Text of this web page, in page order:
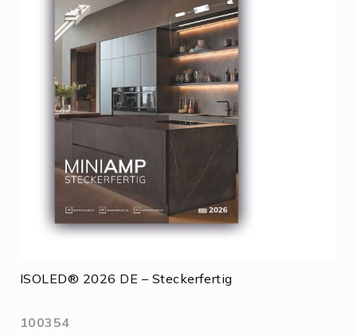
ISOLED® 2026 DE – Steckerfertig
100354